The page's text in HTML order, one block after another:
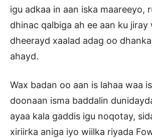
igu adkaa in aan iska maareeyo,
dhinac qalbiga ah ee aan ku jiray
dheerayd xaalad adag oo
ahayd.
Wax badan oo aan is lahaa waa
doonaan isma baddalin
ayaa kala gaddis igu noqotay,
xiriirka aniga iyo wiilka riyada